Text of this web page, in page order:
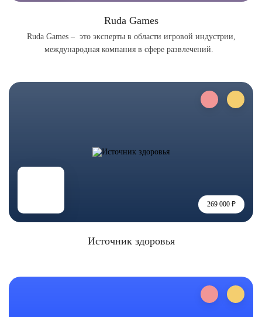
Ruda Games
Ruda Games – это эксперты в области игровой индустрии,
международная компания в сфере развлечений.
269 000 ₽
Источник здоровья